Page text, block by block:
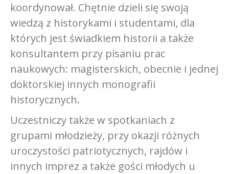
koordynował. Chętnie dzieli się swoją
wiedzą z historykami i studentami, dla
których jest świadkiem historii a także
konsultantem przy pisaniu prac
naukowych: magisterskich, obecnie i jednej
doktorskiej innych monografii
historycznych.
Uczestniczy także w spotkaniach z
grupami młodzieży, przy okazji różnych
uroczystości patriotycznych, rajdów i
innych imprez a także gości młodych u